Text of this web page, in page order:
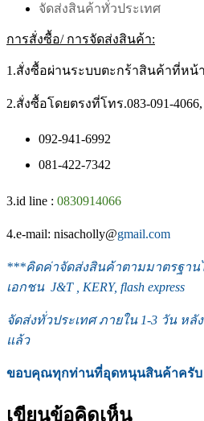
จัดส่งสินค้าทั่วประเทศ
การสั่งซื้อ/ การจัดส่งสินค้า:
1.สั่งซื้อผ่านระบบตะกร้าสินค้าที่หน้
2.สั่งซื้อโดยตรงที่โทร.083-091-4066,
092-941-6992
081-422-7342
3.id line : 0830914066
4.e-mail: nisacholly@gmail.com
***คิดค่าจัดส่งสินค้าตามมาตรฐา
เอกชน J&T , KERY, flash express
จัดส่งทั่วประเทศ ภายใน 1-3 วัน ห
แล้ว
ขอบคุณทุกท่านที่อุดหนุนสินค้าครับ
เขียนข้อคิดเห็น